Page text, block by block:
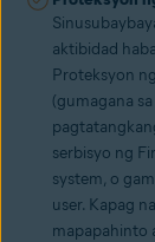
aktibidad
Proteksyon
(gumagana
serbisyo ng
system, o
user. Kapag
mapapahinto